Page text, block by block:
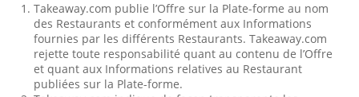
Takeaway.com publie l’Offre sur la Plate-forme au nom
des Restaurants et conformément aux Informations
fournies par les différents Restaurants. Takeaway.com
rejette toute responsabilité quant au contenu de l’Offre
et quant aux Informations relatives au Restaurant
publiées sur la Plate-forme.